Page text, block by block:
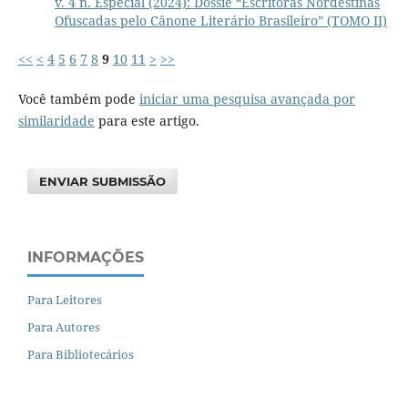
Ofuscadas pelo Cânone Literário Brasileiro” (TOMO II)
<< < 4 5 6 7 8 9 10 11 > >>
Você também pode iniciar uma pesquisa avançada por
similaridade para este artigo.
ENVIAR SUBMISSÃO
INFORMAÇÕES
Para Leitores
Para Autores
Para Bibliotecários